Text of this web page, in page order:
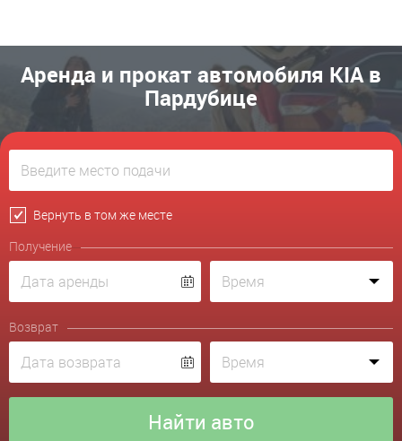
Аренда и прокат автомобиля KIA в
Пардубице
Вернуть в том же месте
Получение
Возврат